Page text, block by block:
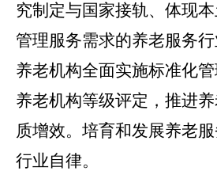
究制定与国家接轨、体现
管理服务需求的养老服务
养老机构全面实施标准化
养老机构等级评定，推进
质增效。培育和发展养老
行业自律。